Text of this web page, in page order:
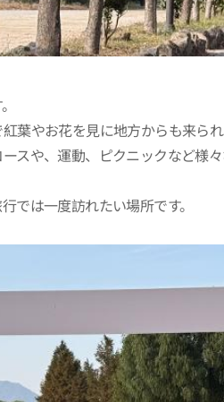
葉やお花を見に地方からも来られ
スや、運動、ピクニックなど様
では一度訪れたい場所です。